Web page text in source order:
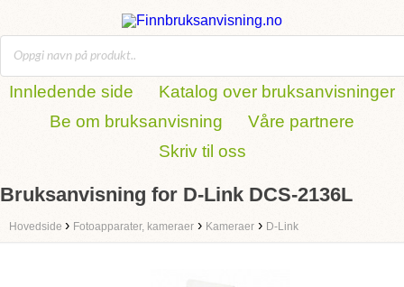
Innledende side
Katalog over bruksanvisninger
Be om bruksanvisning
Våre partnere
Skriv til oss
Bruksanvisning for D-Link DCS-2136L
Hovedside › Fotoapparater, kameraer › Kameraer › D-Link